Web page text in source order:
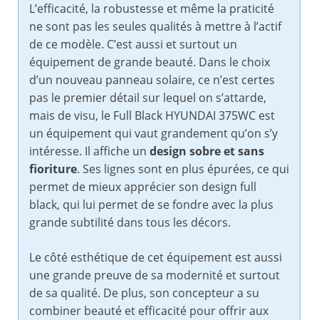
L’efficacité, la robustesse et même la praticité
ne sont pas les seules qualités à mettre à l’actif
de ce modèle. C’est aussi et surtout un
équipement de grande beauté. Dans le choix
d’un nouveau panneau solaire, ce n’est certes
pas le premier détail sur lequel on s’attarde,
mais de visu, le Full Black HYUNDAI 375WC est
un équipement qui vaut grandement qu’on s’y
intéresse. Il affiche un design sobre et sans
fioriture. Ses lignes sont en plus épurées, ce qui
permet de mieux apprécier son design full
black, qui lui permet de se fondre avec la plus
grande subtilité dans tous les décors.
Le côté esthétique de cet équipement est aussi
une grande preuve de sa modernité et surtout
de sa qualité. De plus, son concepteur a su
combiner beauté et efficacité pour offrir aux